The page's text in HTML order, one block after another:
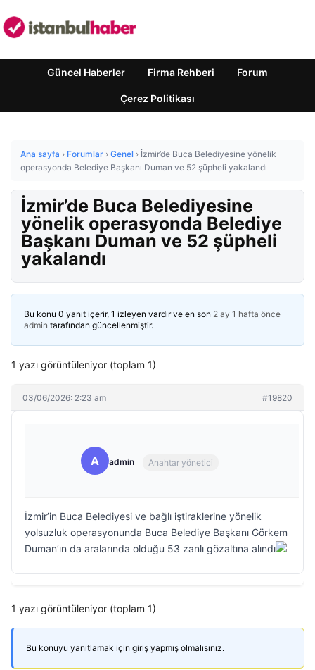
Güncel Haberler Firma Rehberi Forum
Çerez Politikası
Ana sayfa › Forumlar › Genel › İzmir’de Buca Belediyesine yönelik
operasyonda Belediye Başkanı Duman ve 52 şüpheli yakalandı
İzmir’de Buca Belediyesine
yönelik operasyonda Belediye
Başkanı Duman ve 52 şüpheli
yakalandı
Bu konu 0 yanıt içerir, 1 izleyen vardır ve en son 2 ay 1 hafta önce
admin tarafından güncellenmiştir.
1 yazı görüntüleniyor (toplam 1)
03/06/2026: 2:23 am #19820
A admin Anahtar yönetici
İzmir’in Buca Belediyesi ve bağlı iştiraklerine yönelik
yolsuzluk operasyonunda Buca Belediye Başkanı Görkem
Duman’ın da aralarında olduğu 53 zanlı gözaltına alındı
1 yazı görüntüleniyor (toplam 1)
Bu konuyu yanıtlamak için giriş yapmış olmalısınız.